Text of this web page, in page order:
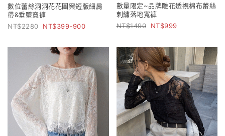
數位蕾絲洞洞花花圖案短版細肩
帶&垂墜寬褲
2280
399-900
數量限定~品牌雕花透視棉布蕾絲
刺繡落地寬褲
1490
999